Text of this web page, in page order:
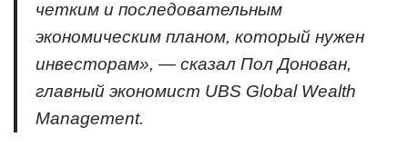
четким и последовательным
экономическим планом, который нужен
инвесторам», — сказал Пол Донован,
главный экономист UBS Global Wealth
Management.